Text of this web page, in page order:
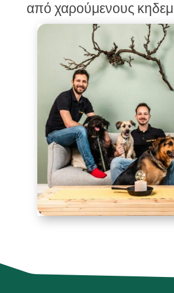
από χαρούμενους